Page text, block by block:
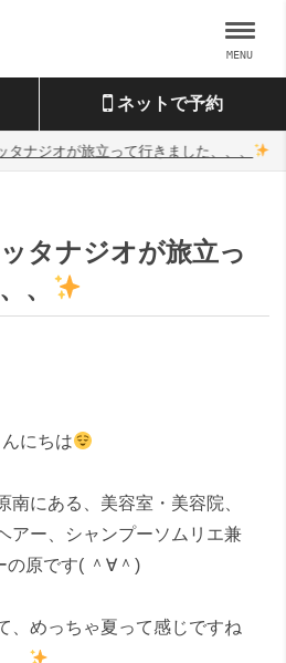
ネットで予約
タナジオが旅立って行きました、、、
タナジオが旅立っ
、
んにちは
南にある、美容室・美容院、
アー、シャンプーソムリエ兼
の原です( ＾∀＾)
、めっちゃ夏って感じですね
MENU